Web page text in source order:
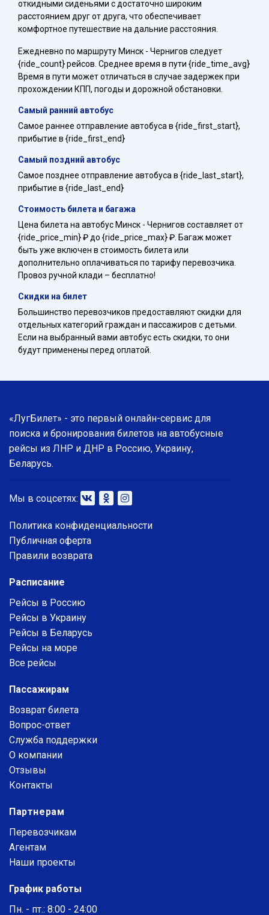
откидными сиденьями с достаточно широким
расстоянием друг от друга, что обеспечивает
комфортное путешествие на дальние расстояния.
Ежедневно по маршруту Минск - Чернигов следует
{ride_count} рейсов. Среднее время в пути {ride_time_avg}
Время в пути может отличаться в случае задержек при
прохождении КПП, погоды и дорожной обстановки.
Самый ранний автобус
Самое раннее отправление автобуса в {ride_first_start},
прибытие в {ride_first_end}
Самый поздний автобус
Самое позднее отправление автобуса в {ride_last_start},
прибытие в {ride_last_end}
Стоимость билета и багажа
Цена билета на автобус Минск - Чернигов составляет от
{ride_price_min} ₽ до {ride_price_max} ₽. Багаж может
быть уже включен в стоимость билета или
дополнительно оплачиваться по тарифу перевозчика.
Провоз ручной клади – бесплатно!
Скидки на билет
Большинство перевозчиков предоставляют скидки для
отдельных категорий граждан и пассажиров с детьми.
Если на выбранный вами автобус есть скидки, то они
будут применены перед оплатой.
«ЛугБилет» - это первый онлайн-сервис для
поиска и бронирования билетов на автобусные
рейсы из ЛНР и ДНР в Россию, Украину,
Беларусь.
Мы в соцсетях:
Политика конфиденциальности
Публичная оферта
Правили возврата
Расписание
Рейсы в Россию
Рейсы в Украину
Рейсы в Беларусь
Рейсы на море
Все рейсы
Пассажирам
Возврат билета
Вопрос-ответ
Служба поддержки
О компании
Отзывы
Контакты
Партнерам
Перевозчикам
Агентам
Наши проекты
График работы
Пн. - пт.: 8:00 - 24:00